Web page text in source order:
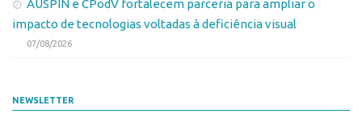
CEPIDs
CEPIX
PRPI/USP
AUSPIN e CPodV fortalecem parceria para ampliar o
impacto de tecnologias voltadas à deficiência visual
07/08/2026
NEWSLETTER